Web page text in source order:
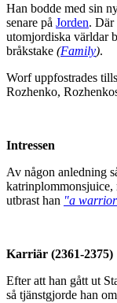
Han bodde med sin
senare på Jorden. Där
utomjordiska världar
bråkstake (Family).
Worf uppfostrades
Rozhenko,
Intressen
Av någon anledning
katrinplommonsjuice,
utbrast han "a
Karriär (2361-2375)
Efter att han gått ut
så tjänstgjorde han